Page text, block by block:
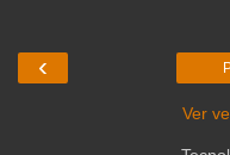
‹
Ver